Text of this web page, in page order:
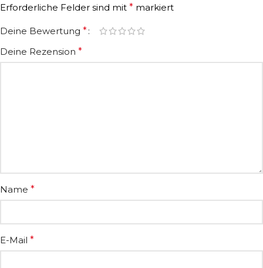
Erforderliche Felder sind mit * markiert
Deine Bewertung *
Deine Rezension *
Name *
E-Mail *